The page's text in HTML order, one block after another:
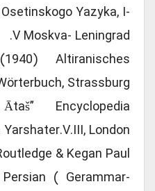
Osetinskogo Yazyka, I-
V Moskva- Leningrad.
Altiranisches
Wörterbuch, Strassburg.
Encyclopedia
Yarshater.V.III, London
& Kegan Paul
( Gerammar-